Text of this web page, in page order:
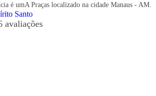
é umA Praças localizado na cidade Manaus - AM.
Santo
avaliações